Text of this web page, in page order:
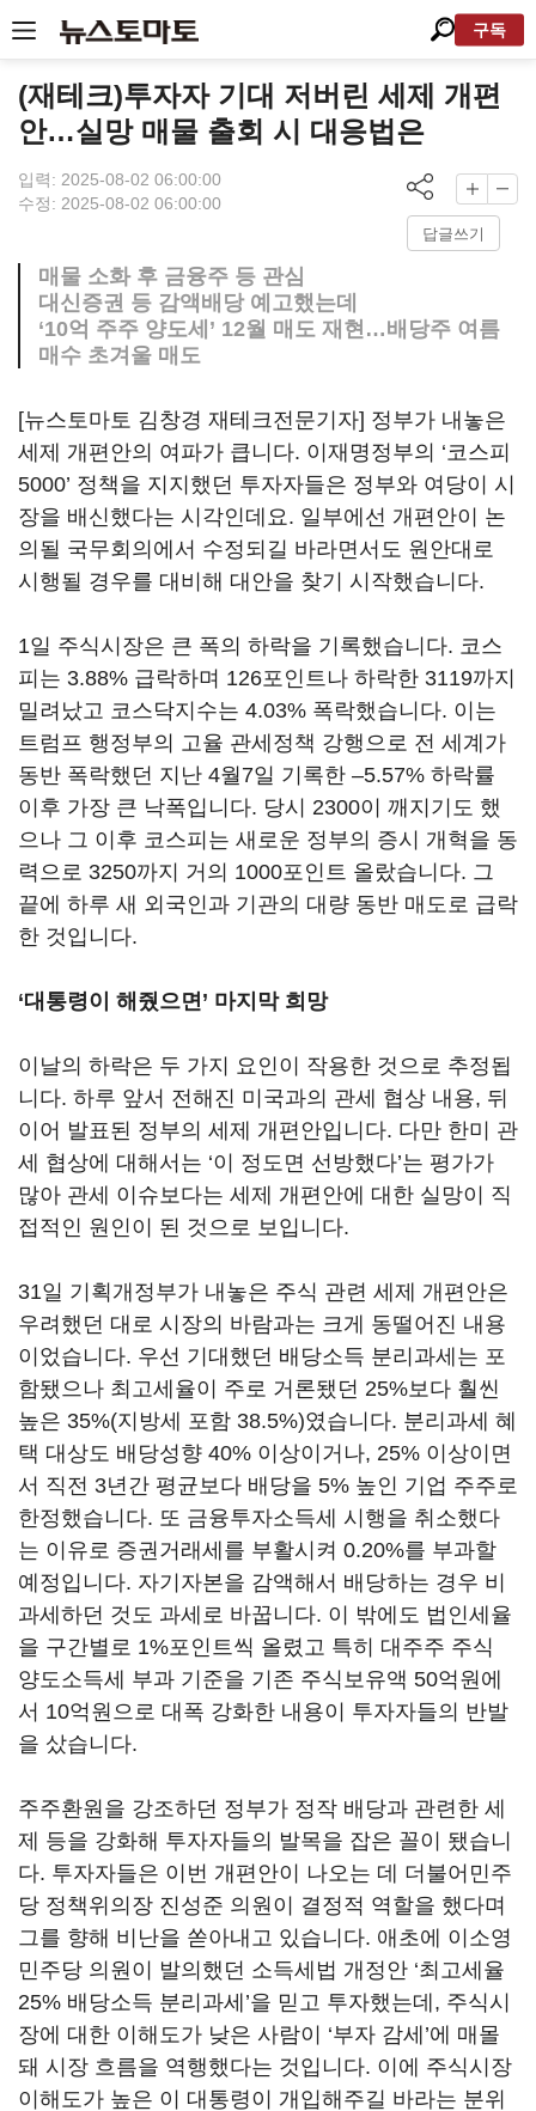
구독
(재테크)투자자 기대 저버린 세제 개편
안…실망 매물 출회 시 대응법은
입력: 2025-08-02 06:00:00
수정: 2025-08-02 06:00:00
답글쓰기
매물 소화 후 금융주 등 관심
대신증권 등 감액배당 예고했는데
‘10억 주주 양도세’ 12월 매도 재현…배당주 여름
매수 초겨울 매도
[뉴스토마토 김창경 재테크전문기자] 정부가 내놓은
세제 개편안의 여파가 큽니다. 이재명정부의 ‘코스피
5000’ 정책을 지지했던 투자자들은 정부와 여당이 시
장을 배신했다는 시각인데요. 일부에선 개편안이 논
의될 국무회의에서 수정되길 바라면서도 원안대로
시행될 경우를 대비해 대안을 찾기 시작했습니다.
1일 주식시장은 큰 폭의 하락을 기록했습니다. 코스
피는 3.88% 급락하며 126포인트나 하락한 3119까지
밀려났고 코스닥지수는 4.03% 폭락했습니다. 이는
트럼프 행정부의 고율 관세정책 강행으로 전 세계가
동반 폭락했던 지난 4월7일 기록한 –5.57% 하락률
이후 가장 큰 낙폭입니다. 당시 2300이 깨지기도 했
으나 그 이후 코스피는 새로운 정부의 증시 개혁을 동
력으로 3250까지 거의 1000포인트 올랐습니다. 그
끝에 하루 새 외국인과 기관의 대량 동반 매도로 급락
한 것입니다.
‘대통령이 해줬으면’ 마지막 희망
이날의 하락은 두 가지 요인이 작용한 것으로 추정됩
니다. 하루 앞서 전해진 미국과의 관세 협상 내용, 뒤
이어 발표된 정부의 세제 개편안입니다. 다만 한미 관
세 협상에 대해서는 ‘이 정도면 선방했다’는 평가가
많아 관세 이슈보다는 세제 개편안에 대한 실망이 직
접적인 원인이 된 것으로 보입니다.
31일 기획개정부가 내놓은 주식 관련 세제 개편안은
우려했던 대로 시장의 바람과는 크게 동떨어진 내용
이었습니다. 우선 기대했던 배당소득 분리과세는 포
함됐으나 최고세율이 주로 거론됐던 25%보다 훨씬
높은 35%(지방세 포함 38.5%)였습니다. 분리과세 혜
택 대상도 배당성향 40% 이상이거나, 25% 이상이면
서 직전 3년간 평균보다 배당을 5% 높인 기업 주주로
한정했습니다. 또 금융투자소득세 시행을 취소했다
는 이유로 증권거래세를 부활시켜 0.20%를 부과할
예정입니다. 자기자본을 감액해서 배당하는 경우 비
과세하던 것도 과세로 바꿉니다. 이 밖에도 법인세율
을 구간별로 1%포인트씩 올렸고 특히 대주주 주식
양도소득세 부과 기준을 기존 주식보유액 50억원에
서 10억원으로 대폭 강화한 내용이 투자자들의 반발
을 샀습니다.
주주환원을 강조하던 정부가 정작 배당과 관련한 세
제 등을 강화해 투자자들의 발목을 잡은 꼴이 됐습니
다. 투자자들은 이번 개편안이 나오는 데 더불어민주
당 정책위의장 진성준 의원이 결정적 역할을 했다며
그를 향해 비난을 쏟아내고 있습니다. 애초에 이소영
민주당 의원이 발의했던 소득세법 개정안 ‘최고세율
25% 배당소득 분리과세’을 믿고 투자했는데, 주식시
장에 대한 이해도가 낮은 사람이 ‘부자 감세’에 매몰
돼 시장 흐름을 역행했다는 것입니다. 이에 주식시장
이해도가 높은 이 대통령이 개입해주길 바라는 분위